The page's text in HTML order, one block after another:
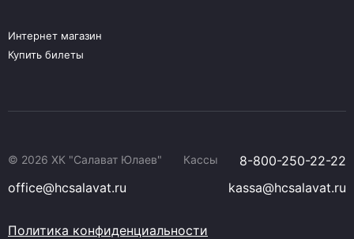
Интернет магазин
Купить билеты
© 2026 ХК "Салават Юлаев" Кассы
8-800-250-22-22
office@hcsalavat.ru
kassa@hcsalavat.ru
Политика конфиденциальности